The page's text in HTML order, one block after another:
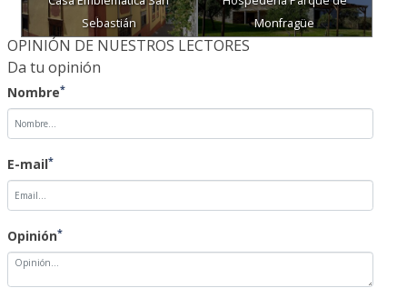
OPINIÓN DE NUESTROS LECTORES
Da tu opinión
Nombre *
E-mail*
Opinión